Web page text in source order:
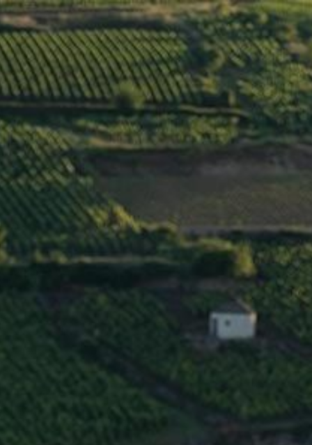
Menu
BOURGOGNE
HAUTES CÔTES DE
BEAUNE 2017
>Jaffelin/France
INFOS CLÉS